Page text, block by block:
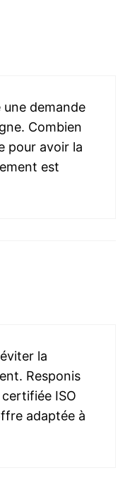
demande
Combien
pour avoir la
est
la
Responis
ISO
adaptée à